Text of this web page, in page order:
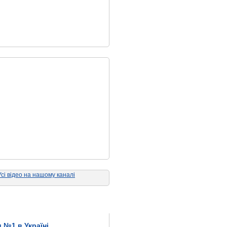
відео на нашому каналі